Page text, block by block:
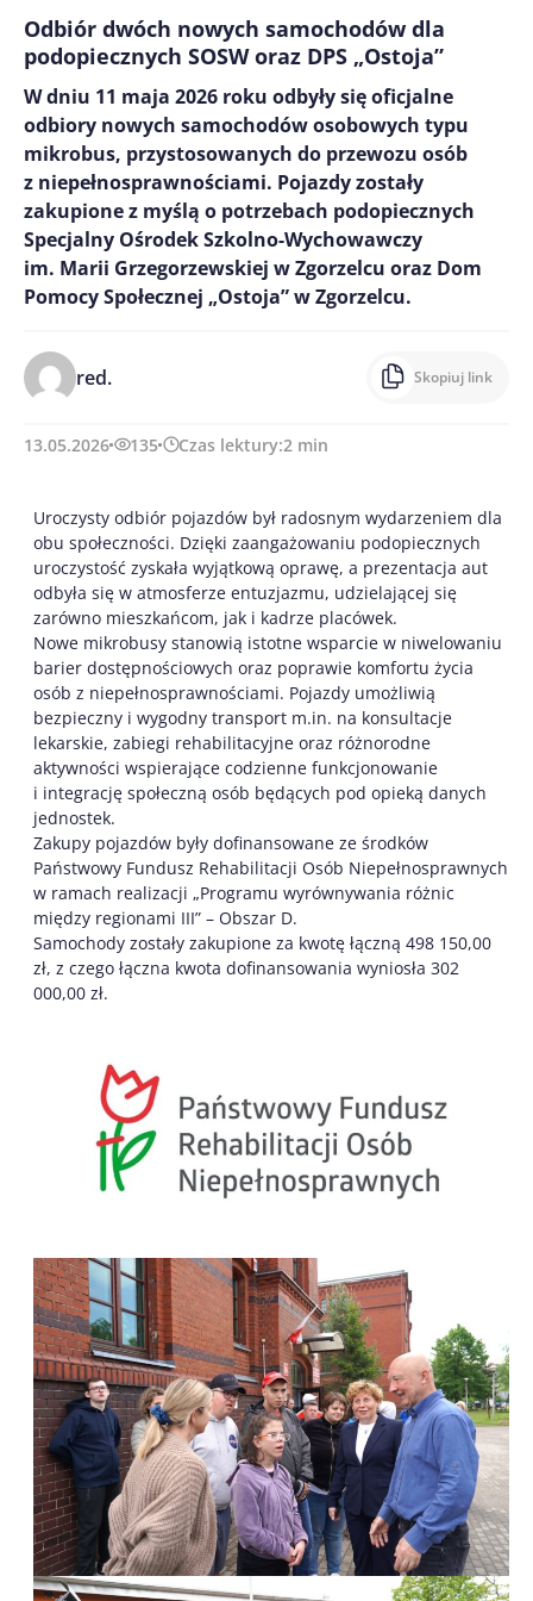
Odbiór dwóch nowych samochodów dla
podopiecznych SOSW oraz DPS „Ostoja”
W dniu 11 maja 2026 roku odbyły się oficjalne
odbiory nowych samochodów osobowych typu
mikrobus, przystosowanych do przewozu osób
z niepełnosprawnościami. Pojazdy zostały
zakupione z myślą o potrzebach podopiecznych
Specjalny Ośrodek Szkolno-Wychowawczy
im. Marii Grzegorzewskiej w Zgorzelcu oraz Dom
Pomocy Społecznej „Ostoja” w Zgorzelcu.
red. Skopiuj link
13.05.2026 135 Czas lektury:2 min
Uroczysty odbiór pojazdów był radosnym wydarzeniem dla
obu społeczności. Dzięki zaangażowaniu podopiecznych
uroczystość zyskała wyjątkową oprawę, a prezentacja aut
odbyła się w atmosferze entuzjazmu, udzielającej się
zarówno mieszkańcom, jak i kadrze placówek.
Nowe mikrobusy stanowią istotne wsparcie w niwelowaniu
barier dostępnościowych oraz poprawie komfortu życia
osób z niepełnosprawnościami. Pojazdy umożliwią
bezpieczny i wygodny transport m.in. na konsultacje
lekarskie, zabiegi rehabilitacyjne oraz różnorodne
aktywności wspierające codzienne funkcjonowanie
i integrację społeczną osób będących pod opieką danych
jednostek.
Zakupy pojazdów były dofinansowane ze środków
Państwowy Fundusz Rehabilitacji Osób Niepełnosprawnych
w ramach realizacji „Programu wyrównywania różnic
między regionami III” – Obszar D.
Samochody zostały zakupione za kwotę łączną 498 150,00
zł, z czego łączna kwota dofinansowania wyniosła 302
000,00 zł.